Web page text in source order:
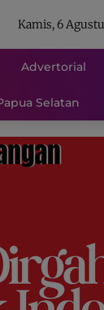
Kamis, 6
Advertorial
Selatan